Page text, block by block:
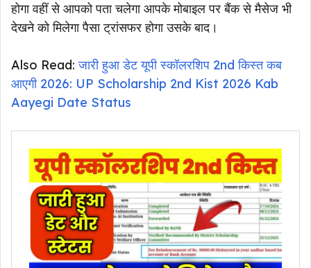
होगा वहीं से आपको पता चलेगा आपके मोबाइल पर बैंक से मैसेज भी
देखने को मिलेगा पैसा ट्रांसफर होगा उसके बाद।
Also Read:जारी हुआ डेट यूपी स्कॉलरशिप 2nd किस्त कब
आएगी 2026: UP Scholarship 2nd Kist 2026 Kab
Aayegi Date Status